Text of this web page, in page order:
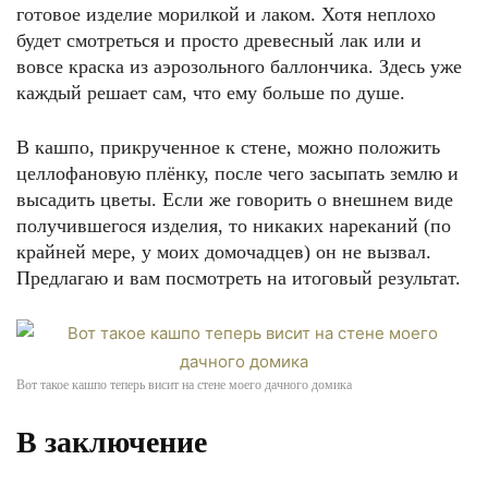
готовое изделие морилкой и лаком. Хотя неплохо
будет смотреться и просто древесный лак или и
вовсе краска из аэрозольного баллончика. Здесь уже
каждый решает сам, что ему больше по душе.
В кашпо, прикрученное к стене, можно положить
целлофановую плёнку, после чего засыпать землю и
высадить цветы. Если же говорить о внешнем виде
получившегося изделия, то никаких нареканий (по
крайней мере, у моих домочадцев) он не вызвал.
Предлагаю и вам посмотреть на итоговый результат.
Вот такое кашпо теперь висит на стене моего дачного домика
В заключение